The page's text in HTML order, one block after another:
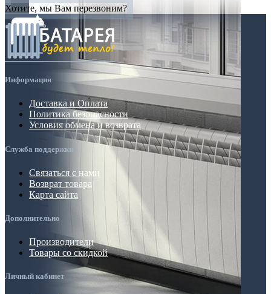
Хотите, мы Вам перезвоним?
Информация
Доставка и Оплата
Политика безопасности
Условия обмена и возврата
Служба поддержки
Связаться с нами
Возврат товара
Карта сайта
Дополнительно
Производители
Товары со скидкой
Личный кабинет